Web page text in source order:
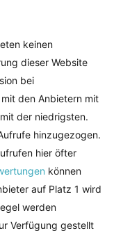
keinen
dieser Website
bei
den Anbietern mit
der niedrigsten.
hinzugezogen.
hier öfter
können
auf Platz 1 wird
werden
Verfügung gestellt